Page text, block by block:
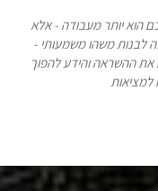
הוא יותר מעבודה - אלא
לבנות משהו משמעותי -
את ההשראה והידע להפוך
למציאות